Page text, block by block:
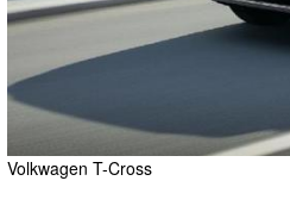
Volkwagen T-Cross